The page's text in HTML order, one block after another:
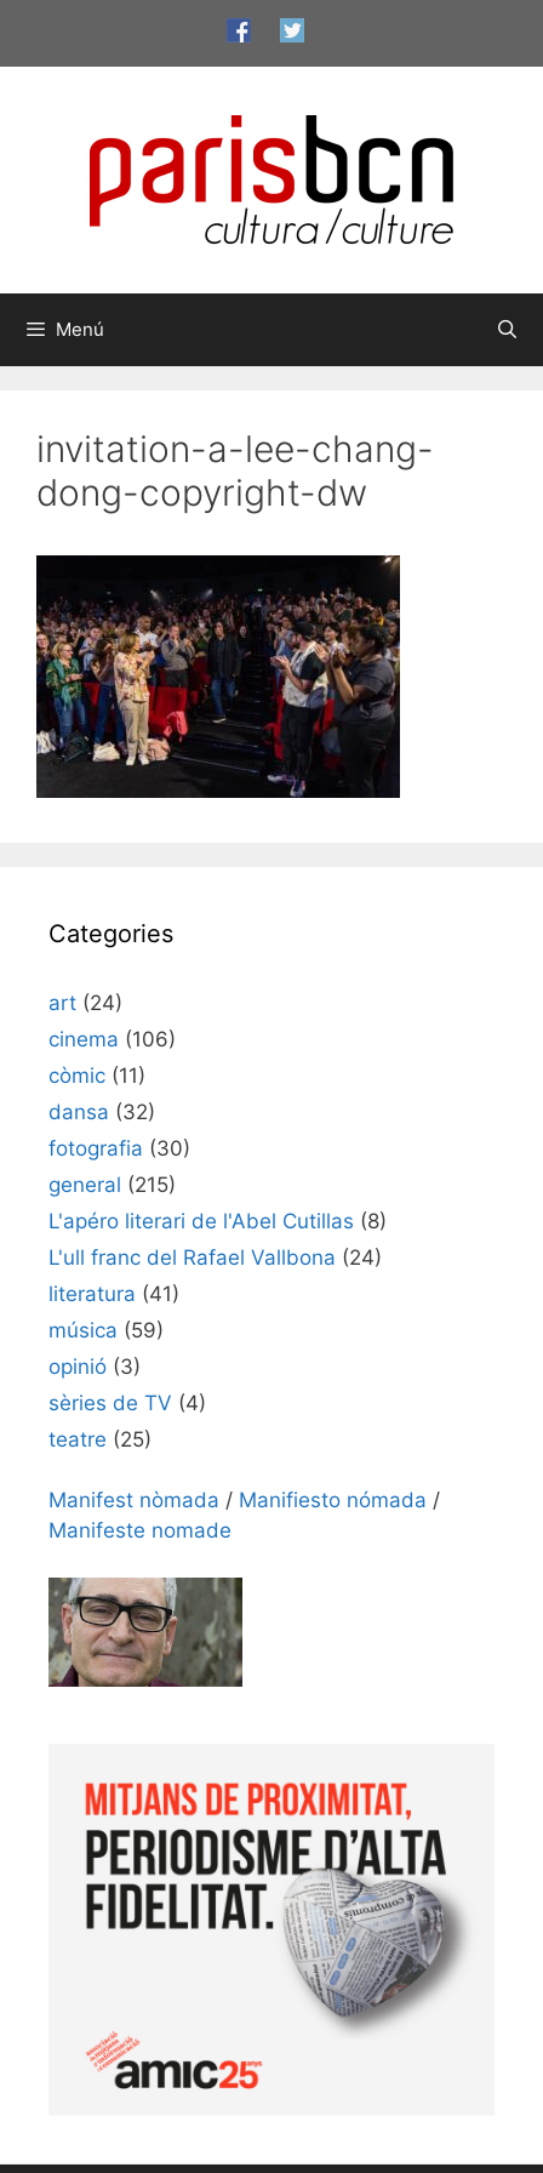
contingut
Menú
invitation-a-lee-chang-
dong-copyright-dw
Categories
art (24)
cinema (106)
còmic (11)
dansa (32)
fotografia (30)
general (215)
L'apéro literari de l'Abel Cutillas (8)
L'ull franc del Rafael Vallbona (24)
literatura (41)
música (59)
opinió (3)
sèries de TV (4)
teatre (25)
Manifest nòmada / Manifiesto nómada /
Manifeste nomade